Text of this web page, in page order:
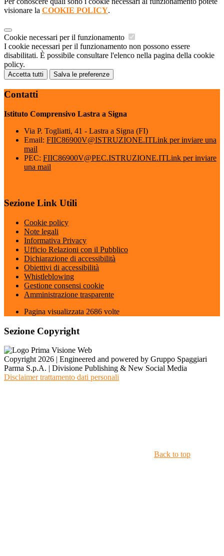
visionare la COOKIE POLICY.
Cookie necessari per il funzionamento
I cookie necessari per il funzionamento non possono essere
disabilitati. È possibile consultare l'elenco nella pagina della cookie
policy.
Accetta tutti Salva le preferenze
Contatti
Istituto Comprensivo Lastra a Signa
Via P. Togliatti, 41 - Lastra a Signa (FI)
Email: FIIC86900V@ISTRUZIONE.ITLink per inviare una
mail
PEC: FIIC86900V@PEC.ISTRUZIONE.ITLink per inviare
una mail
Sezione Link Utili
Cookie policy
Note legali
Informativa Privacy
Ufficio Relazioni con il Pubblico
Dichiarazione di accessibilità
Obiettivi di accessibilità
Whistleblowing
Gestione consensi cookie
Amministrazione trasparente
Pagina visualizzata 2686 volte
Sezione Copyright
Copyright 2026 | Engineered and powered by Gruppo Spaggiari
Parma S.p.A. | Divisione Publishing & New Social Media
Disclaimer trattamento dati personali
Back to top